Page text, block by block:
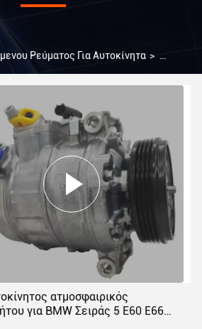
Ρεύματος Για Αυτοκίνητα >
5 E60 E66 64526956715
64509180549
ατμοσφαιρικός
για BMW Σειράς 5 E60 E66